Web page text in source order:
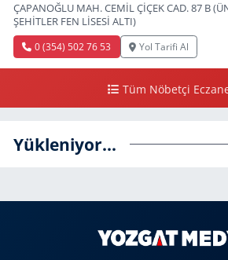
ÇAPANOĞLU MAH. CEMİL ÇİÇEK CAD. 87 B
ŞEHİTLER FEN LİSESİ ALTI)
0 (354) 502 76 53 Yol Tarifi Al
Tüm Nöbetçi
Yükleniyor...